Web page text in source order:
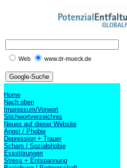
Web www.dr-mueck.de
Home
Nach oben
Impressum/Vorwort
Stichwortverzeichnis
Neues auf dieser Website
Angst / Phobie
Depression + Trauer
Scham / Sozialphobie
Essstörungen
Stress + Entspannung